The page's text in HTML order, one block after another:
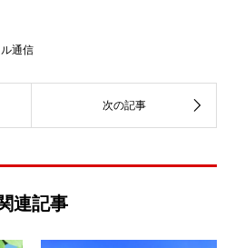
通信
連記事